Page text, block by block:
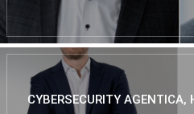
CYBERSECURITY